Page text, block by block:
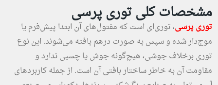
مشخصات کلی توری پرسی
توری پرسی، توری‌ای است که مفتول‌های آن ابتدا پیش‌فرم یا
موج‌دار شده و سپس به صورت درهم بافته می‌شوند. این نوع
توری برخلاف جوشی، هیچ‌گونه جوش یا چسبی ندارد و
مقاومت آن به خاطر ساختار بافتی آن است. از جمله کاربردهای